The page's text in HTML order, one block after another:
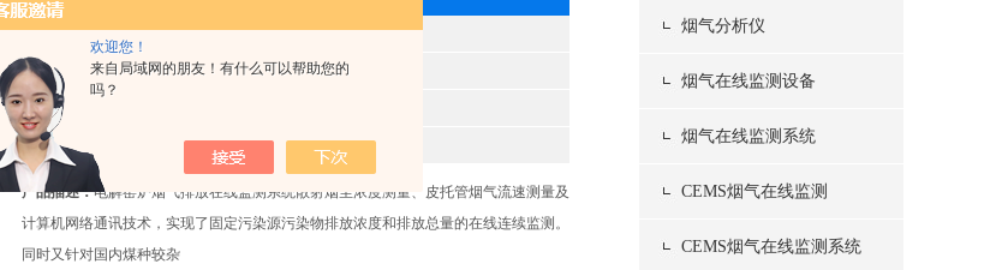
欢迎您！
来自局域网的朋友！有什么可以帮助您的
吗？
烟气分析仪
烟气在线监测设备
烟气在线监测系统
CEMS烟气在线监测
CEMS烟气在线监测系统
型 号
产品时间 2025-06-07
所属分类
9652
产品描述：电解窑炉烟气排放在线监测系统散射烟尘浓度测量、皮托管烟气流速测量及
计算机网络通讯技术，实现了固定污染源污染物排放浓度和排放总量的在线连续监测。
同时又针对国内煤种较杂